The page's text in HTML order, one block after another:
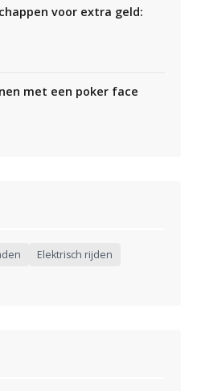
voor extra geld:
met een poker face
Elektrisch rijden